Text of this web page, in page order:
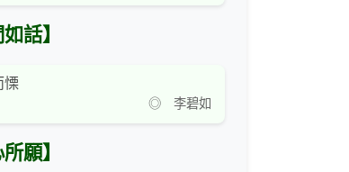
話】
慄
◎ 李碧如
願】